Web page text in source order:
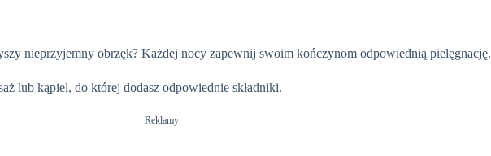
nieprzyjemny obrzęk? Każdej nocy zapewnij swoim kończynom odpowiednią pielęgnację.
lub kąpiel, do której dodasz odpowiednie składniki.
Reklamy